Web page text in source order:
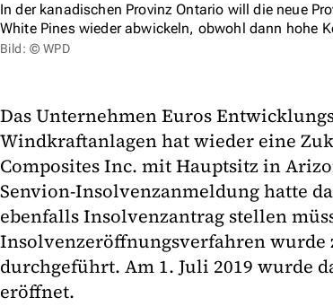
In der kanadischen Provinz Ontario will die neue
White Pines wieder abwickeln, obwohl dann hohe
Bild: © WPD
Das Unternehmen Euros
Windkraftanlagen hat wieder eine
Composites Inc. mit Hauptsitz in
Senvion-Insolvenzanmeldung hatte
ebenfalls Insolvenzantrag stellen
Insolvenzeröffnungsverfahren
durchgeführt. Am 1. Juli 2019 wurde
eröffnet.